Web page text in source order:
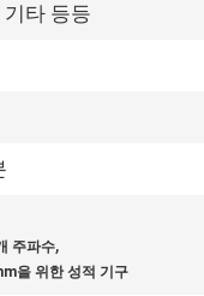
기타 등등
주파수,
을 위한 성적 기구